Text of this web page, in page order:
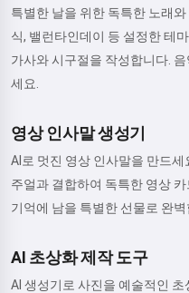
특별한 날을 위한 독특한 노래
식, 밸런타인데이 등 설정한 테
가사와 시구절을 작성합니다.
세요.
영상 인사말 생성기
AI로 멋진 영상 인사말을 만드
주얼과 결합하여 독특한 영상
기억에 남을 특별한 선물로 완벽
AI 초상화 제작 도구
AI 생성기로 사진을 예술적인